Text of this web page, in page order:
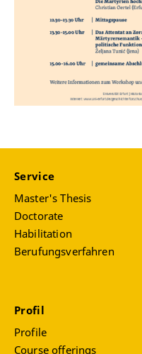
Service
Master's Thesis
Doctorate
Habilitation
Berufungsverfahren
Profil
Profile
Course offerings